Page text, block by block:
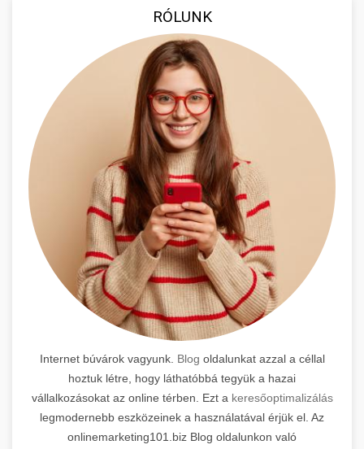
RÓLUNK
Internet búvárok vagyunk. Blog oldalunkat azzal a céllal
hoztuk létre, hogy láthatóbbá tegyük a hazai
vállalkozásokat az online térben. Ezt a keresőoptimalizálás
legmodernebb eszközeinek a használatával érjük el. Az
onlinemarketing101.biz Blog oldalunkon való